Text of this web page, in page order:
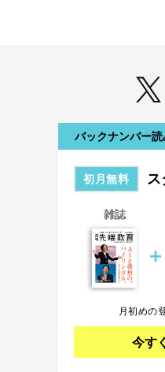
バックナンバー読
初月無料 ス
雑誌
＋
月初めの
今す